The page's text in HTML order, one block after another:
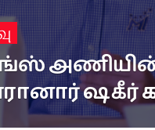
ஷகீர்